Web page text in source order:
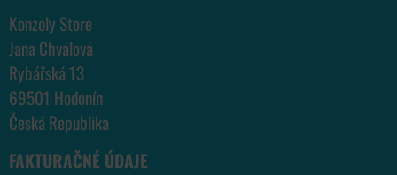
Konzoly Store
Jana Chválová
Rybářská 13
69501 Hodonín
Česká Republika
FAKTURAČNÉ ÚDAJE